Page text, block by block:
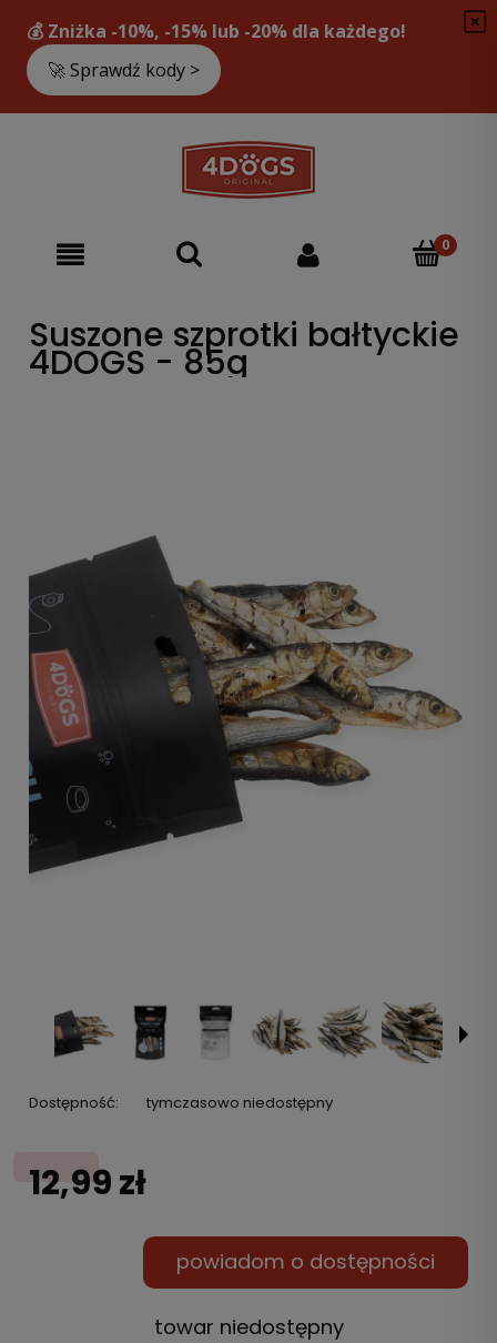
Suszone szprotki bałtyckie
4DOGS - 85g
Dostępność: tymczasowo niedostępny
12,99 zł
powiadom o dostępności
towar niedostępny